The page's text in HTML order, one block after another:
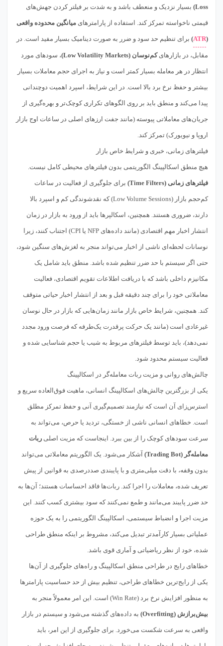
Loss) بسیار نزدیک و منعطف باشد و به شدت بر فیلتر کردن جهش‌های
قیمتی ناخواسته تمرکز کند. استفاده از پارامترهای میانگین محدوده واقعی
(
ATR
) برای تنظیم حد سود و ضرر به صورت دینامیک بسیار مفید است. در
مقابل، در بازارهایکم‌نوسان (Low Volatility Markets) ، سودهای مورد
انتظار در هر معامله بسیار کمتر است و نیاز به اجرای حجم معاملات بسیار
بیشتر و حفظ نرخ برد بالا است. در این شرایط، اسپرد اهمیت دوچندانی
پیدا می‌کند و منطق باید بر روی الگوهای تکراری کوچک‌تر و بهره‌گیری از
جریان‌های معاملاتی پیوسته (مانند جفت ارزهای اصلی در ساعات اوج بازار
اروپا و نیویورک) تمرکز کند.
فیلترهای زمانی، خبری و شرایط خاص بازار
هیچ منطق اسکالپینگ الگوریتمی بدون فیلترهای محیطی کامل نیست.
فیلترهای زمانی (Time Filters) برای جلوگیری از فعالیت در ساعات
کم‌حجم بازار (Low Volume Sessions) که نقدشوندگی کم و اسپرد بالا
دارند، ضروری هستند. همچنین، اسکالپرها باید از ورود به بازار در زمان
انتشار اخبار مهم اقتصادی (مانند داده‌های NFP یا CPI) اجتناب کنند، زیرا
نوسانات لحظه‌ای ناشی از اخبار می‌تواند منجر به لغزش‌های سنگین شود،
حتی اگر سیستم با حد ضرر تنظیم شده باشد. منطق باید شامل یک
مکانیزم داخلی باشد که با دریافت اطلاعات تقویم اقتصادی، فعالیت
معاملاتی خود را برای چند دقیقه قبل و بعد از انتشار اخبار حیاتی متوقف
کند. همچنین، شرایط خاص بازار مانند زمان‌هایی که بازار در حال نوسان
غیرعادی است (مانند یک حرکت پرقدرت یک‌طرفه که فرصت ورود مجدد
نمی‌دهد)، باید توسط فیلترهای مربوط به شیب یا حجم شناسایی شده و
فعالیت سیستم محدود شود.
چالش‌های روانی و مزیت ربات معامله‌گر در اسکالپینگ
یکی از بزرگترین چالش‌های اسکالپینگ انسانی، ماهیت فوق‌العاده سریع و
استرس‌زای آن است که نیازمند تصمیم‌گیری آنی و حفظ تمرکز مطلق
است. خطاهای انسانی ناشی از خستگی، تردید یا حرص، می‌تواند به
سرعت سودهای کوچک را از بین ببرد. اینجاست که مزیت اصلی ربات
معامله‌گر (Trading Bot) آشکار می‌شود. یک الگوریتم معاملاتی می‌تواند
بدون وقفه، با دقت میلی‌متری و با پایبندی صددرصدی به قوانین از پیش
تعریف شده، معاملات را اجرا کند. ربات‌ها فاقد احساسات هستند؛ آن‌ها به
حد ضرر پایبند می‌مانند و طمع نمی‌کنند که سود بیشتری کسب کنند. این
مزیت اجرا و انضباط سیستمی، اسکالپینگ الگوریتمی را به یک حوزه
عملیاتی بسیار کارآمدتر تبدیل می‌کند، مشروط بر اینکه منطق طراحی
شده، خود از نظر ریاضیاتی و آماری قوی باشد.
خطاهای رایج در طراحی منطق اسکالپینگ و راه‌های جلوگیری از آن‌ها
یکی از رایج‌ترین خطاهای طراحی، تنظیم بیش از حد حساسیت پارامترها
به منظور افزایش نرخ برد (Win Rate) است. این امر معمولاً منجر به
بیش‌برازش (Overfitting) به داده‌های گذشته می‌شود و سیستم در بازار
واقعی به سرعت شکست می‌خورد. برای جلوگیری از این امر، باید